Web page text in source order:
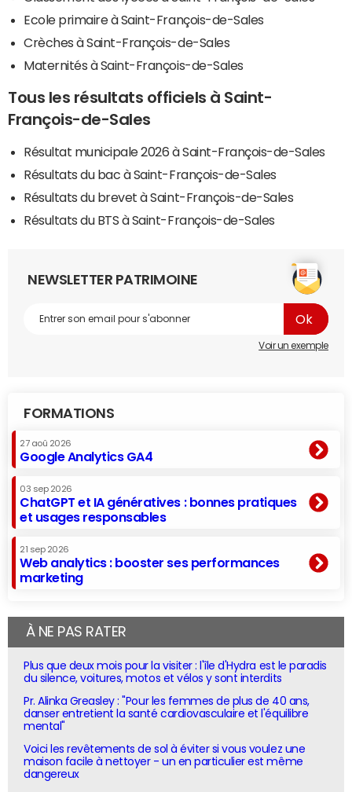
Ecole primaire à Saint-François-de-Sales
Crèches à Saint-François-de-Sales
Maternités à Saint-François-de-Sales
Tous les résultats officiels à Saint-
François-de-Sales
Résultat municipale 2026 à Saint-François-de-Sales
Résultats du bac à Saint-François-de-Sales
Résultats du brevet à Saint-François-de-Sales
Résultats du BTS à Saint-François-de-Sales
NEWSLETTER PATRIMOINE
Voir un exemple
FORMATIONS
27 aoû 2026
Google Analytics GA4
03 sep 2026
ChatGPT et IA génératives : bonnes pratiques
et usages responsables
21 sep 2026
Web analytics : booster ses performances
marketing
À NE PAS RATER
Plus que deux mois pour la visiter : l'île d'Hydra est le paradis
du silence, voitures, motos et vélos y sont interdits
Pr. Alinka Greasley : "Pour les femmes de plus de 40 ans,
danser entretient la santé cardiovasculaire et l'équilibre
mental"
Voici les revêtements de sol à éviter si vous voulez une
maison facile à nettoyer - un en particulier est même
dangereux